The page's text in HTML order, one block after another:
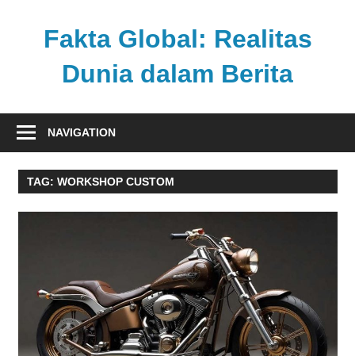
Fakta Global: Realitas
Dunia dalam Berita
kabar
dari
berbagai
NAVIGATION
TAG: WORKSHOP CUSTOM